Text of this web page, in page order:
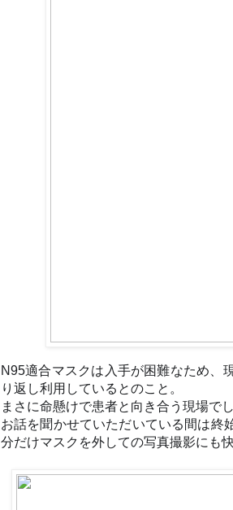
N95適合マスクは入手が困難なため、
り返し利用しているとのこと。
まさに命懸けで患者と向き合う現場でし
お話を聞かせていただいている間は終
分だけマスクを外しての写真撮影にも